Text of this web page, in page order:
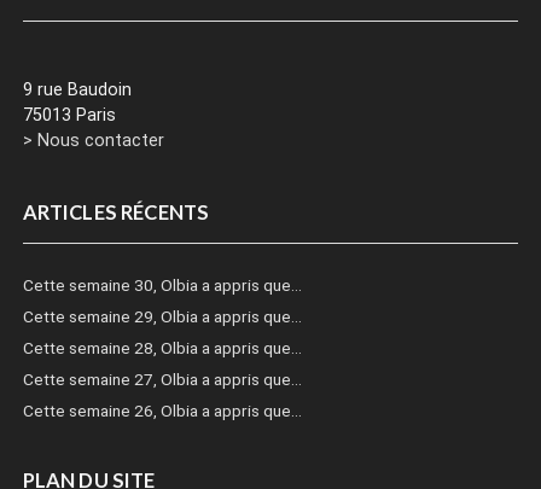
9 rue Baudoin
75013 Paris
> Nous contacter
ARTICLES RÉCENTS
Cette semaine 30, Olbia a appris que…
Cette semaine 29, Olbia a appris que…
Cette semaine 28, Olbia a appris que…
Cette semaine 27, Olbia a appris que…
Cette semaine 26, Olbia a appris que…
PLAN DU SITE